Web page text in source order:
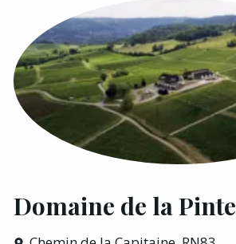
Domaine de la Pinte